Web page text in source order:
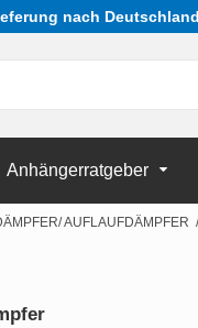
nach
Anhängerratgeber
AUFLAUFDÄMPFER